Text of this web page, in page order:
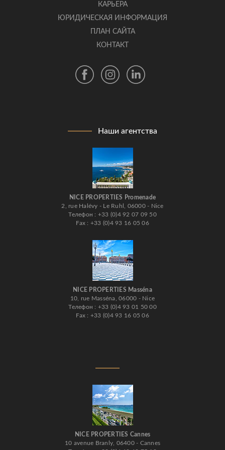
КАРЬЕРА
ЮРИДИЧЕСКАЯ ИНФОРМАЦИЯ
ПЛАН САЙТА
КОНТАКТ
Наши агентства
NICE PROPERTIES Promenade
2, rue Halévy - Le Ruhl, 06000 - Nice
Телефон : +33 (0)4 92 07 09 50
Fax : +33 (0)4 93 16 05 06
NICE PROPERTIES Masséna
10, rue Masséna, 06000 - Nice
Телефон : +33 (0)4 93 01 50 00
Fax : +33 (0)4 93 16 05 06
NICE PROPERTIES Cannes
10 avenue Branly, 06400 - Cannes